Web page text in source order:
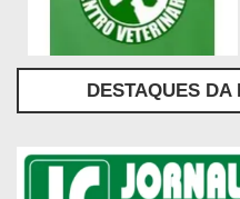
DESTAQUES